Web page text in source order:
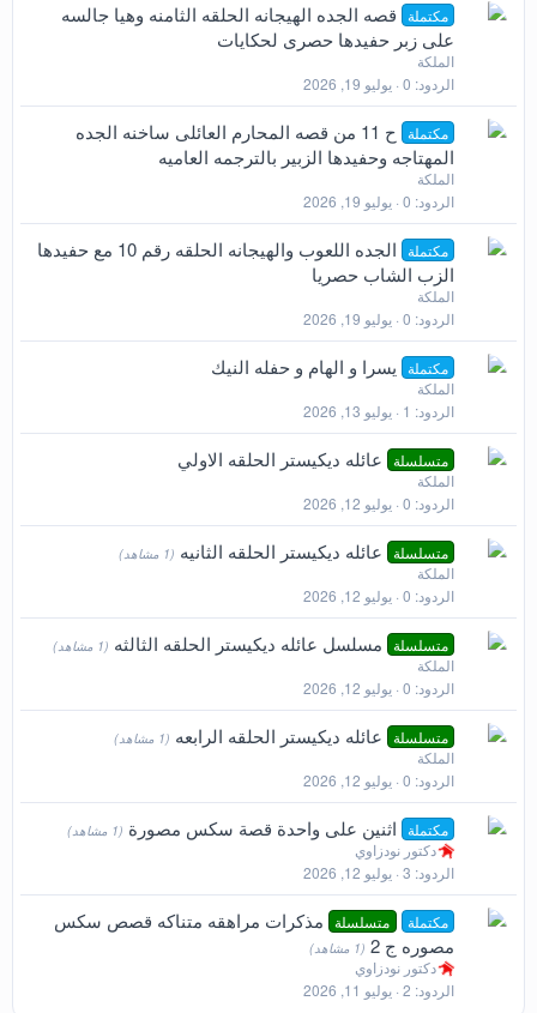
مكتملة
قصه الجده الهيجانه الحلقه الثامنه وهيا جالسه
على زبر حفيدها حصرى لحكايات
الملكة
الردود 0 يوليو 19, 2026
مكتملة
ح 11 من قصه المحارم العائلى ساخنه الجده
المهتاجه وحفيدها الزبير بالترجمه العاميه
الملكة
الردود 0 يوليو 19, 2026
مكتملة
الجده اللعوب والهيجانه الحلقه رقم 10 مع حفيدها
الزب الشاب حصريا
الملكة
الردود 0 يوليو 19, 2026
مكتملة يسرا و الهام و حفله النيك
الملكة
الردود
1 يوليو 13, 2026
متسلسلة عائله ديكيستر الحلقه الاولي
الملكة
الردود 0 يوليو 12, 2026
متسلسلة عائله ديكيستر الحلقه الثانيه (1 مشاهد)
الملكة
الردود 0 يوليو 12, 2026
متسلسلة مسلسل عائله ديكيستر الحلقه الثالثه (1 مشاهد)
الملكة
الردود 0 يوليو 12, 2026
متسلسلة عائله ديكيستر الحلقه الرابعه (1 مشاهد)
الملكة
الردود 0 يوليو 12, 2026
مكتملة اثنين على واحدة قصة سكس مصورة (1 مشاهد)
دكتور نودزاوي
الردود 3 يوليو 12, 2026
مكتملة متسلسلة
مذكرات مراهقه متناكه قصص سكس
مصوره ج 2
(1 مشاهد)
دكتور نودزاوي
الردود 2 يوليو 11, 2026